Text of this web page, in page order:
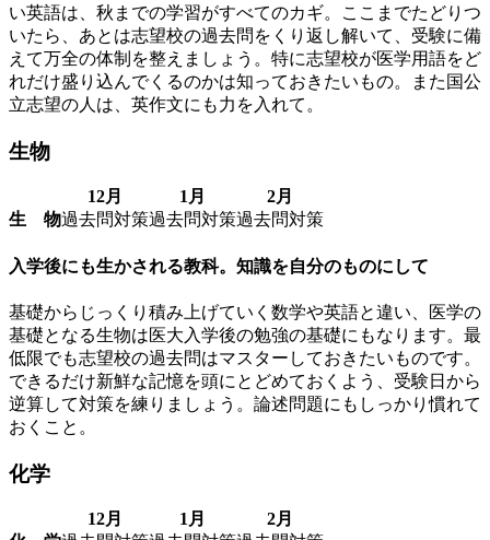
い英語は、秋までの学習がすべてのカギ。ここまでたどりつ
いたら、あとは志望校の過去問をくり返し解いて、受験に備
えて万全の体制を整えましょう。特に志望校が医学用語をど
れだけ盛り込んでくるのかは知っておきたいもの。また国公
立志望の人は、英作文にも力を入れて。
生物
12月 1月
2月
生 物過去問対策過去問対策過去問対策
入学後にも生かされる教科。知識を自分のものにして
基礎からじっくり積み上げていく数学や英語と違い、医学の
基礎となる生物は医大入学後の勉強の基礎にもなります。最
低限でも志望校の過去問はマスターしておきたいものです。
できるだけ新鮮な記憶を頭にとどめておくよう、受験日から
逆算して対策を練りましょう。論述問題にもしっかり慣れて
おくこと。
化学
12月 1月
2月